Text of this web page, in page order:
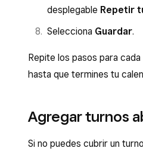
desplegable Repetir
Selecciona Guardar.
Repite los pasos para
hasta que termines tu
Agregar turnos
Si no puedes cubrir un